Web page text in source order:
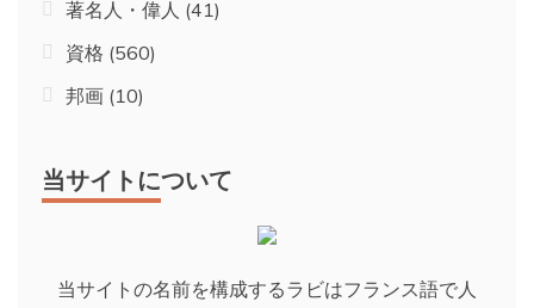
著名人・偉人 (41)
資格 (560)
邦画 (10)
当サイトについて
当サイトの名前を構成するラビはフランス語で人